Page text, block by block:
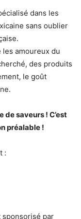
dans les
sans oublier
amoureux du
des produits
le goût
de saveurs ! C’est
préalable !
:
sponsorisé par